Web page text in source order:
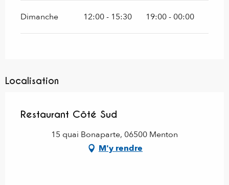
Dimanche 12:00 - 15:30 19:00 - 00:00
Localisation
Restaurant Côté Sud
15 quai Bonaparte, 06500 Menton
M'y rendre